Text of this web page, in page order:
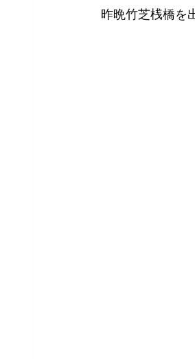
昨晩竹芝桟橋を